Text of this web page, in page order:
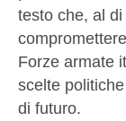
testo che, al
Forze armate
scelte
di futuro.